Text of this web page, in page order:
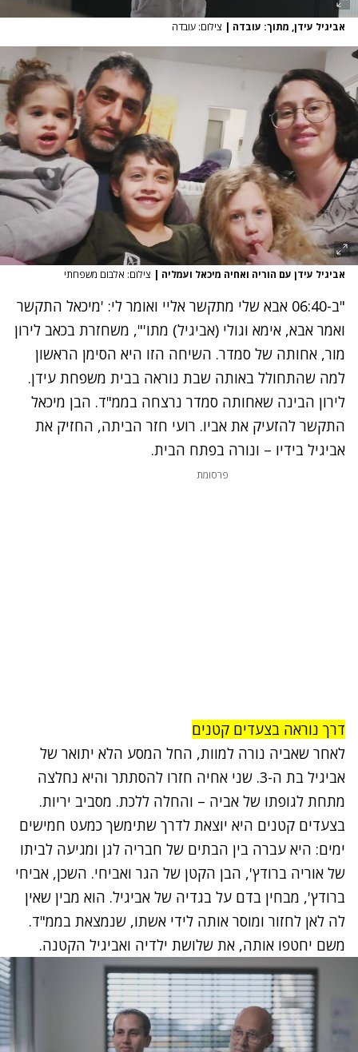
אביגיל עידן, מתוך: עובדה | צילום: עובדה
אביגיל עידן עם הוריה ואחיה מיכאל ועמליה | צילום: אלבום משפחתי
"ב-06:40 אבא שלי מתקשר אליי ואומר לי: 'מיכאל התקשר
ואמר אבא, אימא וגולי (אביגיל) מתו'", משחזרת בכאב לירון
מור, אחותה של סמדר. השיחה הזו היא הסימן הראשון
למה שהתחולל באותה שבת נוראה בבית משפחת עידן.
לירון הבינה שאחותה סמדר נרצחה בממ"ד. הבן מיכאל
התקשר להזעיק את אביו. רועי חזר הביתה, החזיק את
אביגיל בידיו – ונורה בפתח הבית.
פרסומת
דרך נוראה בצעדים קטנים
לאחר שאביה נורה למוות, החל המסע הלא יתואר של
אביגיל בת ה-3. שני אחיה חזרו להסתתר והיא נחלצה
מתחת לגופתו של אביה – והחלה ללכת. מסביב יריות.
בצעדים קטנים היא יוצאת לדרך שתימשך כמעט חמישים
ימים: היא עברה בין הבתים של חבריה לגן ומגיעה לביתו
של אוריה ברודץ', הבן הקטן של הגר ואביחי. השכן, אביחי
ברודץ', מבחין בדם על בגדיה של אביגיל. הוא מבין שאין
לה לאן לחזור ומוסר אותה לידי אשתו, שנמצאת בממ"ד.
משם יחטפו אותה, את שלושת ילדיה ואביגיל הקטנה.